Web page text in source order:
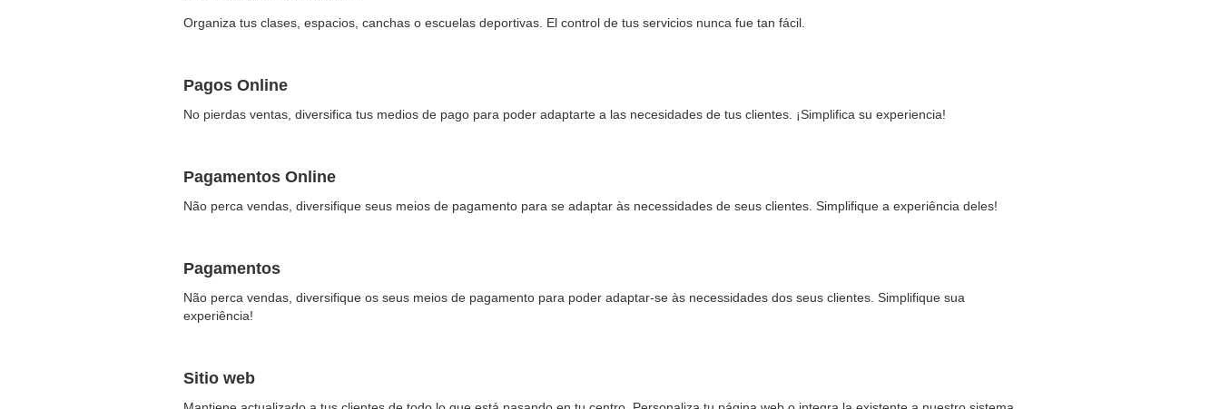
Organiza tus clases, espacios, canchas o escuelas deportivas. El control de tus servicios nunca fue tan fácil.
Pagos Online
No pierdas ventas, diversifica tus medios de pago para poder adaptarte a las necesidades de tus clientes. ¡Simplifica su experiencia!
Pagamentos Online
Não perca vendas, diversifique seus meios de pagamento para se adaptar às necessidades de seus clientes. Simplifique a experiência deles!
Pagamentos
Não perca vendas, diversifique os seus meios de pagamento para poder adaptar-se às necessidades dos seus clientes. Simplifique sua
experiência!
Sitio web